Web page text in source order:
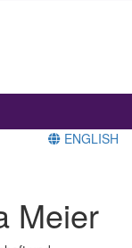
ENGLISH
Meier